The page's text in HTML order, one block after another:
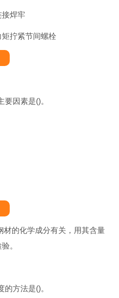
焊牢
拧紧节间螺栓
因素是()。
材的化学成分有关，用其含量
。
方法是()。